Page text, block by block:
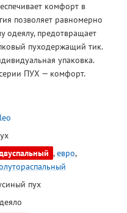
комфорт в
позволяет равномерно
одеялу, предотвращает
пуходержащий тик.
упаковка.
ПУХ — комфорт.
,евро,
пух